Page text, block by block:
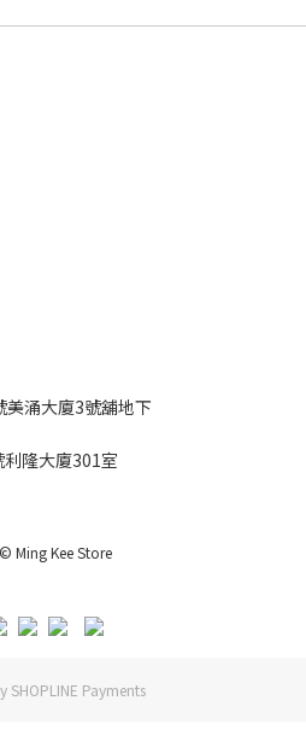
涌大廈3號舖地下
隆大廈301室
Ming Kee Store
SHOPLINE Payments